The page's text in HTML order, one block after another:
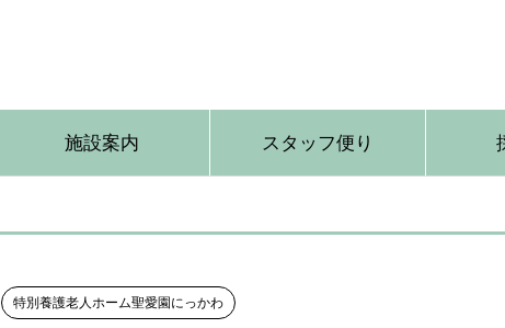
施設案内 スタッフ便り
特別養護老人ホーム聖愛園にっかわ